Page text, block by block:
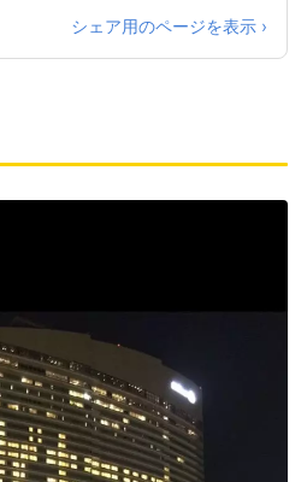
シェア用のページを表示 ›